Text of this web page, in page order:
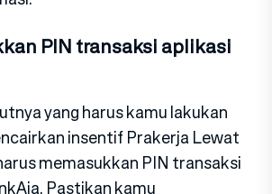
PIN transaksi aplikasi
yang harus kamu lakukan
insentif Prakerja Lewat
memasukkan PIN transaksi
Pastikan kamu